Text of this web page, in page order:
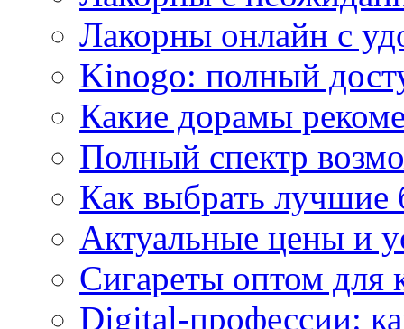
Лакорны онлайн с
Kinogo: полный
Какие дорамы
Полный спектр
Как выбрать
Актуальные цены и
Сигареты оптом для
Digital-профессии: